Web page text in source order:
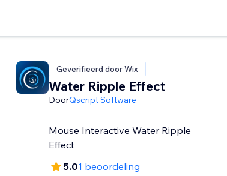
Geverifieerd door Wix
Water Ripple Effect
DoorQscript Software
Mouse Interactive Water Ripple
Effect
5.01 beoordeling